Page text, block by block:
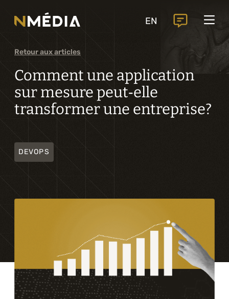
EN
Services
Services principaux
Analyse et conception numérique
Commercialisation numérique
Expérience mobile
À propos
Blogue
Retour aux articles
Comment une application
sur mesure peut‑elle
transformer une entreprise?
DEVOPS